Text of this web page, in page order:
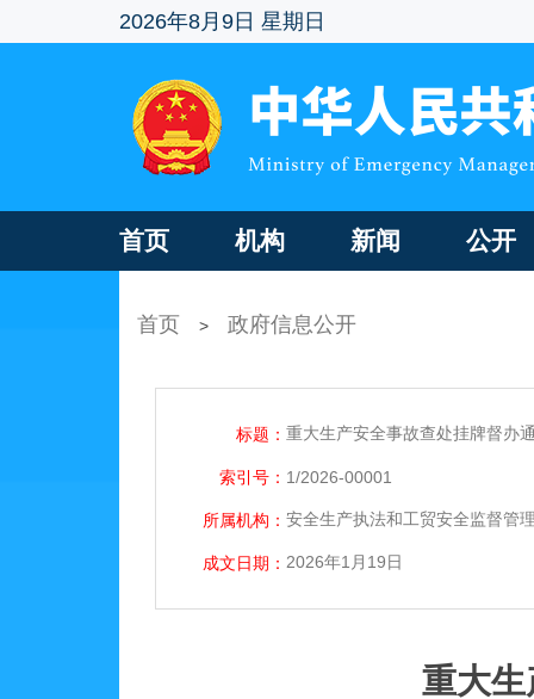
2026年8月9日 星期日
首页 机构 新闻 公开
首页 > 政府信息公开
标题： 重大生产安全事故查处挂牌督办
索引号： 1/2026-00001
所属机构： 安全生产执法和工贸安全监督管
成文日期： 2026年1月19日
重大